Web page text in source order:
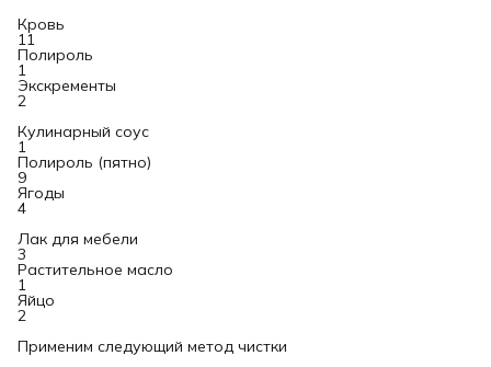
Кровь
11
Полироль
1
Экскременты
2
Кулинарный соус
1
Полироль (пятно)
9
Ягоды
4
Лак для мебели
3
Растительное масло
1
Яйцо
2
Применим следующий метод чистки